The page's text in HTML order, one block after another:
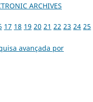
ARCHIVES
17 18 19 20 21 22 23 24 25
avançada por